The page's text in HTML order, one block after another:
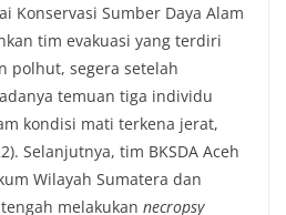
Konservasi Sumber Daya Alam
tim evakuasi yang terdiri
polhut, segera setelah
temuan tiga individu
kondisi mati terkena jerat,
Selanjutnya, tim BKSDA Aceh
Wilayah Sumatera dan
melakukan necropsy